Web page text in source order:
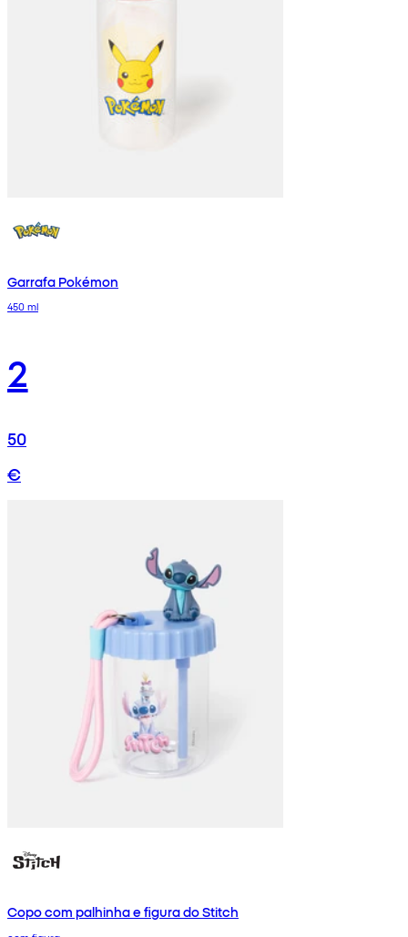
Garrafa Pokémon
450 ml
2
50
€
Copo com palhinha e figura do Stitch